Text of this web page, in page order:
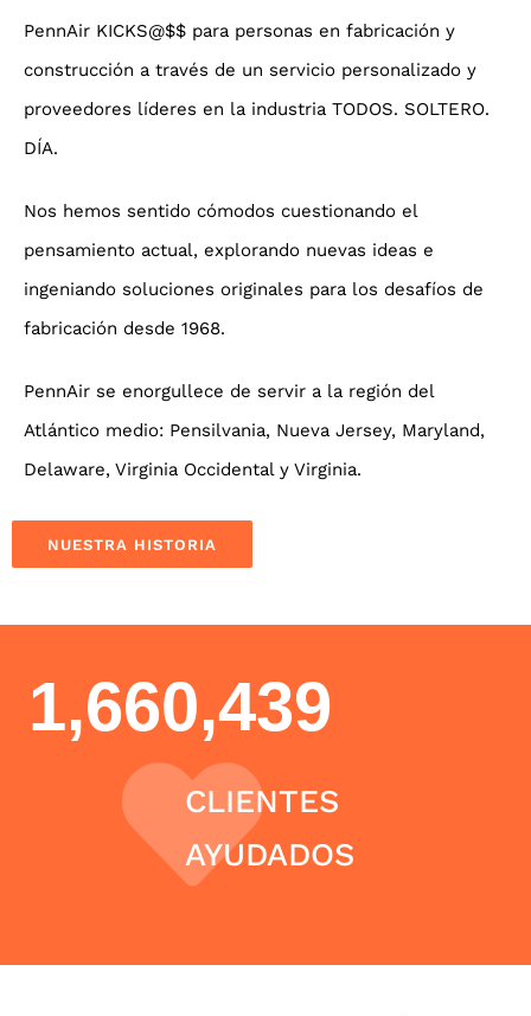
PennAir KICKS@$$ para personas en fabricación y
construcción a través de un servicio personalizado y
proveedores líderes en la industria TODOS. SOLTERO.
DÍA.
Nos hemos sentido cómodos cuestionando el
pensamiento actual, explorando nuevas ideas e
ingeniando soluciones originales para los desafíos de
fabricación desde 1968.
PennAir se enorgullece de servir a la región del
Atlántico medio: Pensilvania, Nueva Jersey, Maryland,
Delaware, Virginia Occidental y Virginia.
NUESTRA HISTORIA
1,660,439
CLIENTES
AYUDADOS